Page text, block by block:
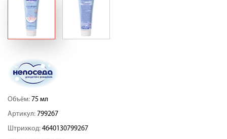
Объём: 75 мл
Артикул: 799267
Штрихкод: 4640130799267